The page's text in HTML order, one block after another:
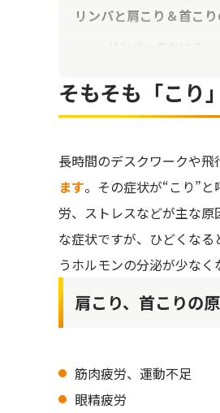
リンパと肩こり＆首こ
肩こり＆首こりに関係
鎖骨のリンパ節
腋窩（えきか）リン
リンパの滞りをチェッ
肩こり＆首こりにアプ
＜首こりを解消する
リンパマッサージで首と
そもそも「こり
長時間のデスクワークや飛
ます。その症状が“こり”
労、ストレスなどが主な
な症状ですが、ひどくな
うホルモンの分泌が少な
肩こり、首こりの原
筋肉疲労、運動不足
眼精疲労